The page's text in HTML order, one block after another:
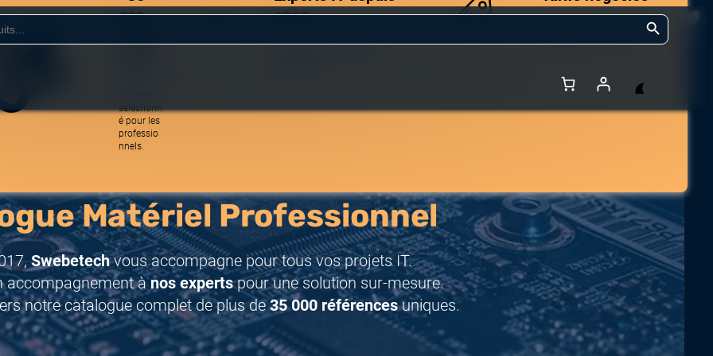
Search Button
Matériel Professionnel
Swebetechvous accompagne pour tous vos projets IT.
accompagnement ànos expertspour une solution sur-mesure.
notre catalogue complet de plus de35 000 référencesuniques.
000
référe
sélectionn
é pour les
professio
nnels.
2017
adaptés aux volumes.